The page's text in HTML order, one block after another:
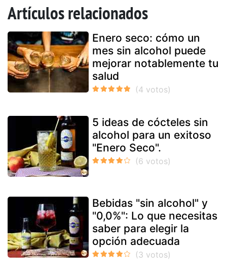
Artículos relacionados
Enero seco: cómo un
mes sin alcohol puede
mejorar notablemente tu
salud
5 ideas de cócteles sin
alcohol para un exitoso
"Enero Seco".
Bebidas "sin alcohol" y
"0,0%": Lo que necesitas
saber para elegir la
opción adecuada